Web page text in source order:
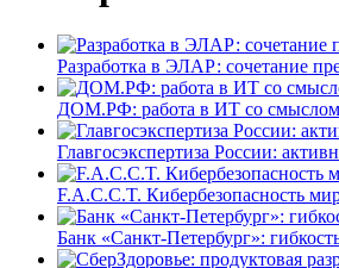
Разработка в ЭЛАР: сочетание
ДОМ.РФ: работа в ИТ со смыслом
Главгосэкспертиза России:
F.A.C.C.T. Кибербезопасность
Банк «Санкт-Петербург»: